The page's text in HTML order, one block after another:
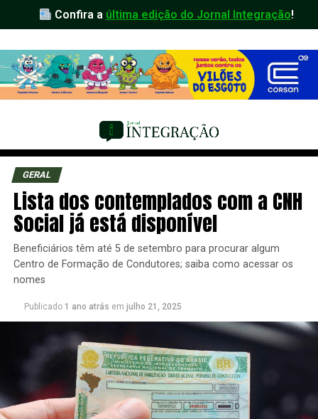
Confira a última edição do Jornal Integração!
GERAL
Lista dos contemplados com a CNH
Social já está disponível
Beneficiários têm até 5 de setembro para procurar algum
Centro de Formação de Condutores; saiba como acessar os
nomes
Publicado 1 ano atrás em julho 21, 2025